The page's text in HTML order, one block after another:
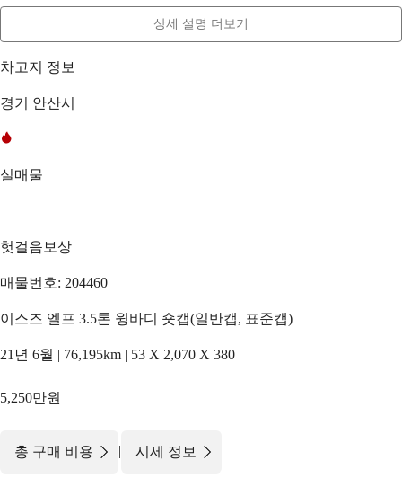
상세 설명 더보기
차고지 정보
경기 안산시
실매물
헛걸음보상
매물번호: 204460
이스즈 엘프 3.5톤 윙바디 숏캡(일반캡, 표준캡)
21년 6월 | 76,195km | 53 X 2,070 X 380
5,250만원
총 구매 비용 | 시세 정보